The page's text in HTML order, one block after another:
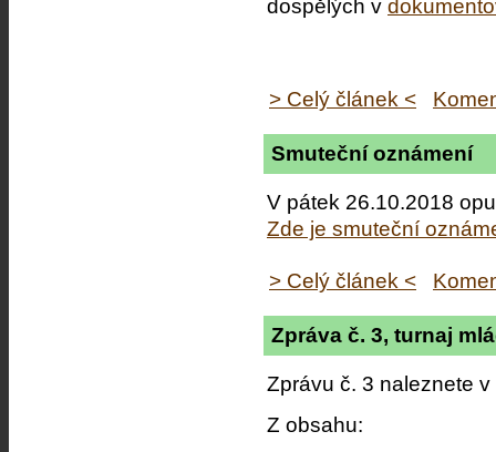
dospělých v
> Celý článek <
Smuteční oznámení
V pátek 26.10.2018
Zde je smuteční
> Celý článek <
Zpráva č. 3, turnaj
Zprávu č. 3 naleznete
Z obsahu: